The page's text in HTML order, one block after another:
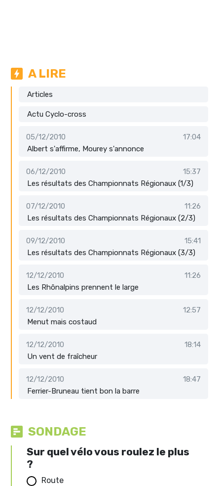
A LIRE
Articles
Actu Cyclo-cross
05/12/2010
17:04
Albert s'affirme, Mourey s'annonce
06/12/2010
15:37
Les résultats des Championnats Régionaux (1/3)
07/12/2010
11:26
Les résultats des Championnats Régionaux (2/3)
09/12/2010
15:41
Les résultats des Championnats Régionaux (3/3)
12/12/2010
11:26
Les Rhônalpins prennent le large
12/12/2010
12:57
Menut mais costaud
12/12/2010
18:14
Un vent de fraîcheur
12/12/2010
18:47
Ferrier-Bruneau tient bon la barre
SONDAGE
Sur quel vélo vous roulez le plus
?
Route